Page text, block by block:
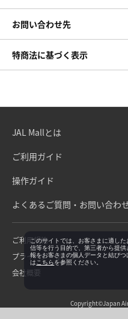
お問い合わせ先
特商法に基づく表示
JAL Mallとは
ご利用ガイド
操作ガイド
よくあるご質問・お問い合わ
ご利用規約
プライバシーポリシー
会社概要
Copyright©Japan
このサイトでは、お客さまに適し
信等を行う目的で、第三者から提
報をお客さまの個人データと結び
は こちらを参照ください。